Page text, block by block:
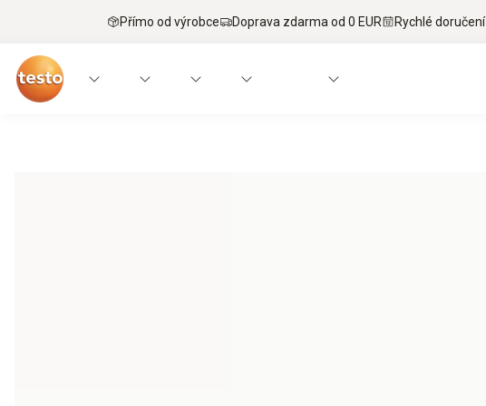
Přímo od výrobce Doprava zdarma od 0 EUR Rychlé doručení